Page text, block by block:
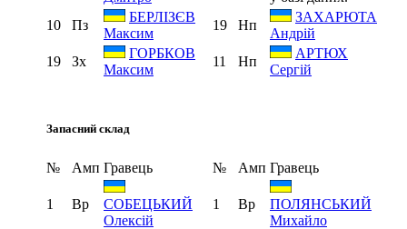
10
Пз
БЕРЛІЗЄВ
Максим
19 Нп
ЗАХАРЮТА
Андрій
19
Зх
ГОРБКОВ
Максим
11 Нп
АРТЮХ
Сергій
Запасний склад
№ Амп Гравець № Амп Гравець
1 Вр
СОБЕЦЬКИЙ
Олексій
1 Вр
ПОЛЯНСЬКИЙ
Михайло